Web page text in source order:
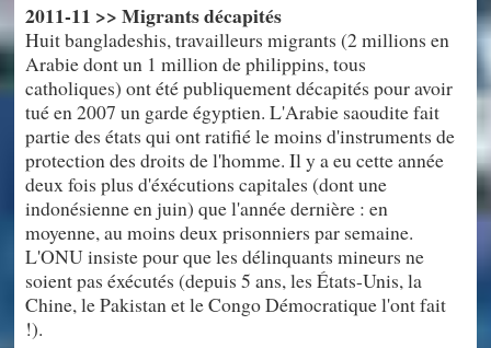
2011-11 >> Migrants décapités
Huit bangladeshis, travailleurs migrants (2 millions en
Arabie dont un 1 million de philippins, tous
catholiques) ont été publiquement décapités pour avoir
tué en 2007 un garde égyptien. L'Arabie saoudite fait
partie des états qui ont ratifié le moins d'instruments de
protection des droits de l'homme. Il y a eu cette année
deux fois plus d'éxécutions capitales (dont une
indonésienne en juin) que l'année dernière : en
moyenne, au moins deux prisonniers par semaine.
L'ONU insiste pour que les délinquants mineurs ne
soient pas éxécutés (depuis 5 ans, les États-Unis, la
Chine, le Pakistan et le Congo Démocratique l'ont fait
!).